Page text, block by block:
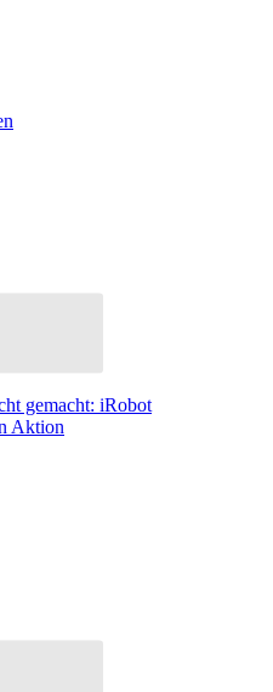
gemacht: iRobot
Aktion